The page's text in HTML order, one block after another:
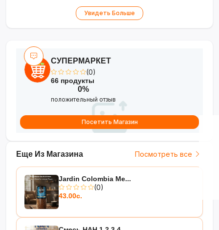
Увидеть Больше
Еще Из Магазина Посмотреть все
Jardin Colombia Me...
(0)
43.00с.
СУПЕРМАРКЕТ
(0)
66 продукты
0%
положительный отзыв
Посетить Магазин